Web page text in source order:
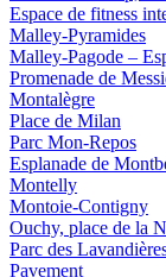
Espace de fitness
Malley-Pyramides
Malley-Pagode –
Promenade de
Montalègre
Place de Milan
Parc Mon-Repos
Esplanade de
Montelly
Montoie-Contigny
Ouchy, place de la
Parc des
Pavement